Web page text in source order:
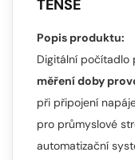
TENSE
Popis produktu:
Digitální počítadlo
měření doby
při připojení
pro průmyslové
automatizační